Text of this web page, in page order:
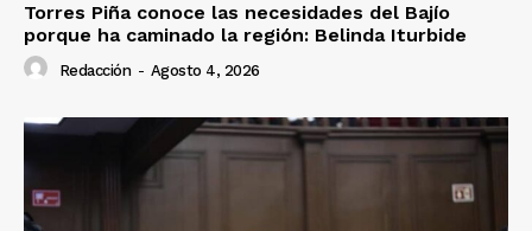
Torres Piña conoce las necesidades del Bajío
porque ha caminado la región: Belinda Iturbide
Redacción - Agosto 4, 2026